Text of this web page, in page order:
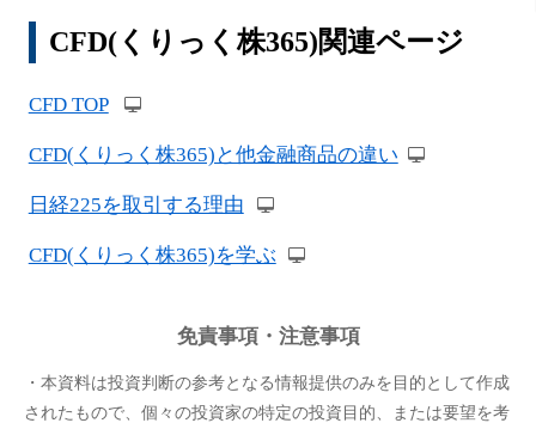
CFD(くりっく株365)関連ページ
CFD TOP
CFD(くりっく株365)と他金融商品の違い
日経225を取引する理由
CFD(くりっく株365)を学ぶ
免責事項・注意事項
・本資料は投資判断の参考となる情報提供のみを目的として作成
されたもので、個々の投資家の特定の投資目的、または要望を考